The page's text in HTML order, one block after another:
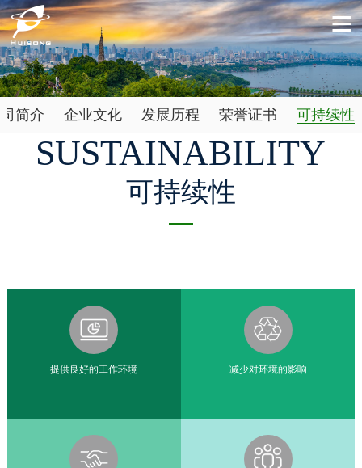
简介 企业文化 发展历程 荣誉证书 可持续性
SUSTAINABILITY
可持续性
提供良好的工作环境 减少对环境的影响